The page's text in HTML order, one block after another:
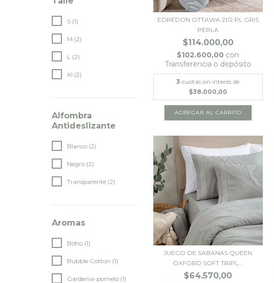
S (1)
M (2)
L (2)
Xl (2)
Alfombra
Antideslizante
Blanco (2)
Negro (2)
Transparente (2)
Aromas
Boho (1)
Bubble Cotton (1)
Gardenia-pomelo (1)
EDREDON OTTAWA 21/2 PL GRIS
PERLA
$114.000,00
$102.600,00 con
Transferencia o depósito
3 cuotas sin interés de
$38.000,00
JUEGO DE SABANAS QUEEN
OXFORD SOFT TRIPL...
$64.570,00